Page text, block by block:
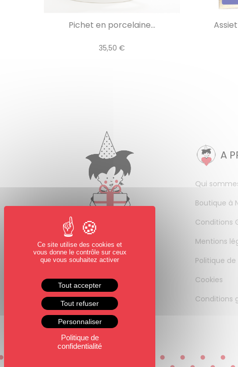
Pichet en porcelaine...
35,50 €
A
Qui
Boutique à
Conditions
Mentions
Politique
Cookies
Conditions
Ce site utilise des cookies et
vous donne le contrôle sur ceux
que vous souhaitez activer
Tout accepter
Tout refuser
Personnaliser
Politique de
confidentialité